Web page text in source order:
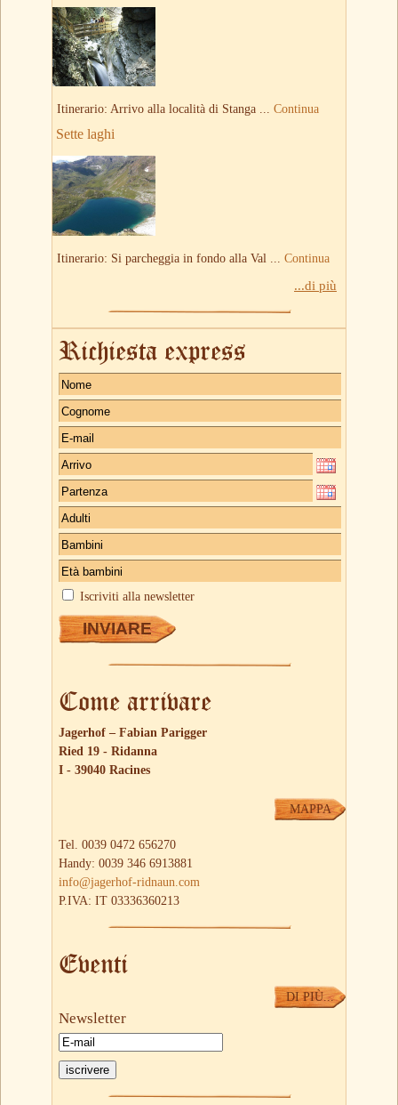
Itinerario: Arrivo alla località di Stanga ... Continua
Sette laghi
Itinerario: Si parcheggia in fondo alla Val ... Continua
...di più
Richiesta express
Iscriviti alla newsletter
Come arrivare
Jagerhof – Fabian Parigger
Ried 19 - Ridanna
I - 39040 Racines
MAPPA
Tel. 0039 0472 656270
Handy: 0039 346 6913881
info@jagerhof-ridnaun.com
P.IVA: IT 03336360213
Eventi
DI PIÙ...
Newsletter